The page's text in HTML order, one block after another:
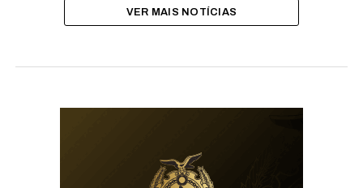
VER MAIS NOTÍCIAS